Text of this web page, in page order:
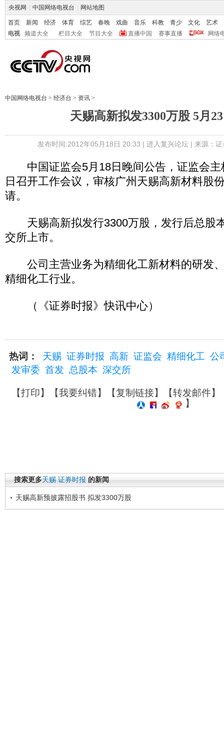
央视网 中国网络电视台 网站地图
首页 新闻 经济 体育 综艺 春晚 戏曲 音乐 科教 青少 文化
艺术
电视
频道大全 栏目大全 节目大全 直播中国 赛事直播 网络
中国网络电视台 > 经济台 > 资讯 >
天赐高新拟发3300万股 5月
发布时间:2012年05月18日 20:33 | 进入复兴论坛| 来源：
中国证监会5月18日晚间公告，证监会主
日召开工作会议，审核广州天赐高新材料股
请。
天赐高新拟发行3300万股，发行后总股
交所上市。
公司主营业务为精细化工新材料的研发
精细化工行业。
（《证券时报》快讯中心）
热词： 天赐 证券时报 高新 证监会 精细化工 公
发审委 首发 总股本 深交所
【打印】【我要纠错】【复制链接】【转发邮件】
】
搜索更多天赐 证券时报 的新闻
天赐高新预披露招股书 拟发3300万股